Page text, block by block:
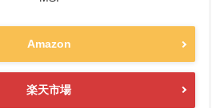
Amazon
楽天市場